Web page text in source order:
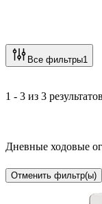
Все фильтры1
1 - 3 из 3 результатов
Дневные ходовые
Отменить фильтр(ы)